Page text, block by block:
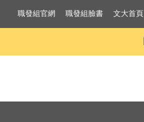
職發組官網 職發組臉書 文大首頁